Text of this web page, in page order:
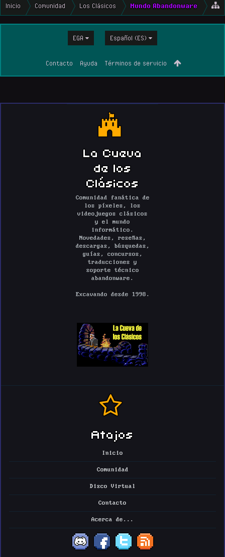
Inicio Comunidad Los Clásicos Mundo Abandonware
EGA Español (ES)
Contacto Ayuda Términos de servicio
La Cueva
de los
Clásicos
Comunidad fanática de
los píxeles, los
videojuegos clásicos
y el mundo
informático.
Novedades, reseñas,
descargas, búsquedas,
guías, concursos,
traducciones y
soporte técnico
abandonware.
Excavando desde 1998.
Atajos
Inicio
Comunidad
Disco Virtual
Contacto
Acerca de...